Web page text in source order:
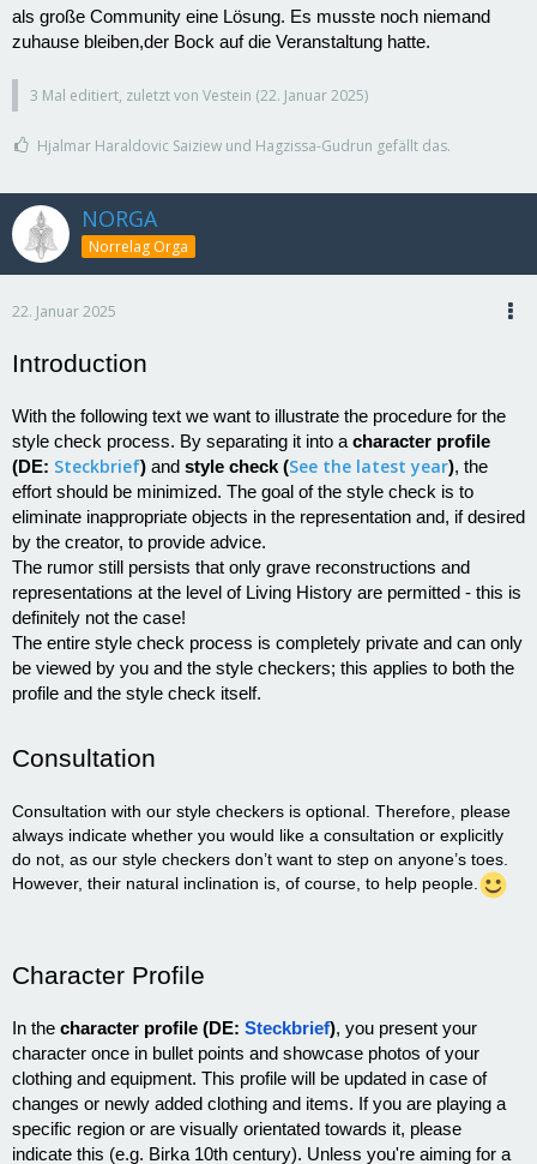
als große Community eine Lösung. Es musste noch niemand
zuhause bleiben,der Bock auf die Veranstaltung hatte.
3 Mal editiert, zuletzt von Vestein (22. Januar 2025)
Hjalmar Haraldovic Saiziew und Hagzissa-Gudrun gefällt das.
NORGA
Norrelag Orga
22. Januar 2025
Introduction
With the following text we want to illustrate the procedure for the
style check process. By separating it into a character profile
(DE: Steckbrief) and style check (See the latest year), the
effort should be minimized. The goal of the style check is to
eliminate inappropriate objects in the representation and, if desired
by the creator, to provide advice.
The rumor still persists that only grave reconstructions and
representations at the level of Living History are permitted - this is
definitely not the case!
The entire style check process is completely private and can only
be viewed by you and the style checkers; this applies to both the
profile and the style check itself.
Consultation
Consultation with our style checkers is optional. Therefore, please
always indicate whether you would like a consultation or explicitly
do not, as our style checkers don’t want to step on anyone’s toes.
However, their natural inclination is, of course, to help people.
Character Profile
In the character profile (DE: Steckbrief), you present your
character once in bullet points and showcase photos of your
clothing and equipment. This profile will be updated in case of
changes or newly added clothing and items. If you are playing a
specific region or are visually orientated towards it, please
indicate this (e.g. Birka 10th century). Unless you're aiming for a